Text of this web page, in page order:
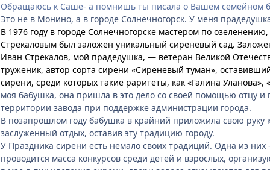
Обращаюсь к Саше- а помнишь ты писала о Вашем семейном
Это не в Монино, а в городе Солнечногорск. У меня
В 1976 году в городе Солнечногорске мастером по
Стрекаловым был заложен уникальный сиреневый сад.
Иван Стрекалов, мой прадедушка, — ветеран Великой
труженик, автор сорта сирени «Сиреневый туман»,
сирени, среди которых такие раритеты, как «Галина
моя бабушка, она пришла в это дело со своей помощью отцу
территории завода при поддержке администрации города.
В позапрошлом году бабушка в крайний приложила свою руку
заслуженный отдых, оставив эту традицию городу.
У Праздника сирени есть немало своих традиций. Одна из них
проводится масса конкурсов среди детей и взрослых,